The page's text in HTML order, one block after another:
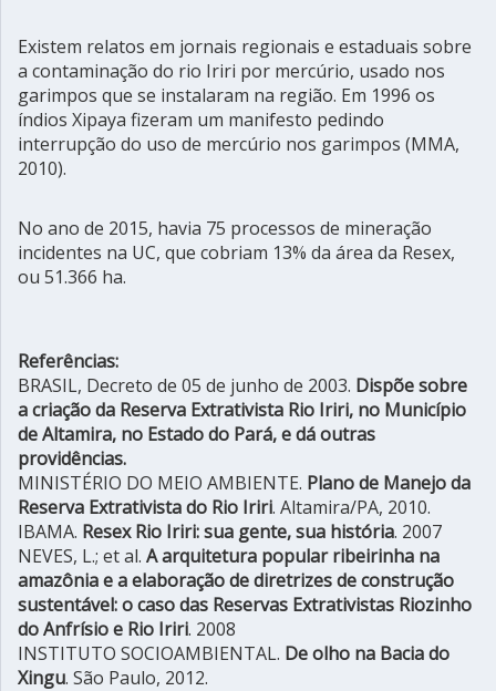
Existem relatos em jornais regionais e estaduais sobre
a contaminação do rio Iriri por mercúrio, usado nos
garimpos que se instalaram na região. Em 1996 os
índios Xipaya fizeram um manifesto pedindo
interrupção do uso de mercúrio nos garimpos (MMA,
2010).
No ano de 2015, havia 75 processos de mineração
incidentes na UC, que cobriam 13% da área da Resex,
ou 51.366 ha.
Referências:
BRASIL, Decreto de 05 de junho de 2003. Dispõe sobre
a criação da Reserva Extrativista Rio Iriri, no Município
de Altamira, no Estado do Pará, e dá outras
providências.
MINISTÉRIO DO MEIO AMBIENTE. Plano de Manejo da
Reserva Extrativista do Rio Iriri. Altamira/PA, 2010.
IBAMA. Resex Rio Iriri: sua gente, sua história. 2007
NEVES, L.; et al. A arquitetura popular ribeirinha na
amazônia e a elaboração de diretrizes de construção
sustentável: o caso das Reservas Extrativistas Riozinho
do Anfrísio e Rio Iriri. 2008
INSTITUTO SOCIOAMBIENTAL. De olho na Bacia do
Xingu. São Paulo, 2012.